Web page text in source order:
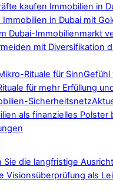
in Dubai mit
mit Diversifikation
Gefühl
für mehr Erfüllung
als finanzielles Polster
Sie die langfristige
Visionsüberprüfung als